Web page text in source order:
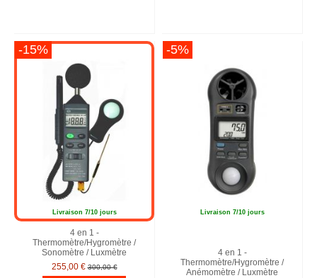
-15%
Livraison 7/10 jours
4 en 1 -
Thermomètre/Hygromètre /
Sonomètre / Luxmètre
255,00 € 300,00 €
-5%
Livraison 7/10 jours
4 en 1 -
Thermomètre/Hygromètre /
Anémomètre / Luxmètre